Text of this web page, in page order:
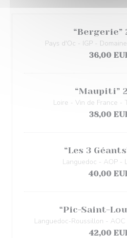
“Bergerie”
Pays d'Oc - IGP -
36,00
“Maupiti”
Loire - Vin de France -
38,00
“Les 3
Languedoc - AOP -
40,00
“Pic-Saint-
Languedoc-Roussillon -
42,00